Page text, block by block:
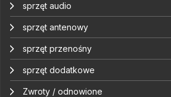
sprzęt audio
sprzęt antenowy
sprzęt przenośny
sprzęt dodatkowe
Zwroty / odnowione